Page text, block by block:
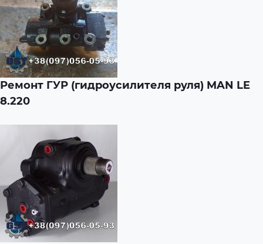
Ремонт ГУР (гидроусилителя руля) MAN LE
8.220